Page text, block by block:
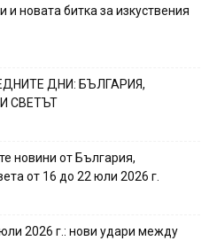
и новата битка за изкуствения
ДНИ: БЪЛГАРИЯ,
СВЕТЪТ
новини от България,
от 16 до 22 юли 2026 г.
2026 г.: нови удари между